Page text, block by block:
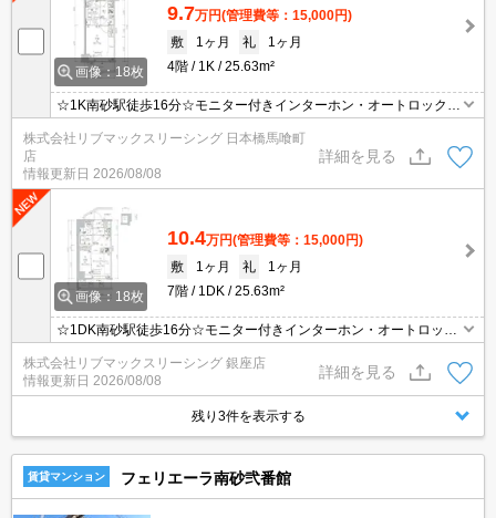
画像：18枚
9.7万円(管理費等：15,000円)
敷
1ヶ月 礼
1ヶ月
4階
1K 25.63m²
☆1K南砂駅徒歩16分☆モニター付きインターホン・オートロックで
設備充実☆
株式会社リブマックスリーシング 日本橋馬喰町
店
情報更新日 2026/08/08
詳細を見る
画像：18枚
10.4万円(管理費等：15,000円)
敷
1ヶ月 礼
1ヶ月
7階
1DK 25.63m²
☆1DK南砂駅徒歩16分☆モニター付きインターホン・オートロック
で設備充実☆
株式会社リブマックスリーシング 銀座店
情報更新日 2026/08/08
詳細を見る
残り3件を表示する
賃貸マンション フェリエーラ南砂弐番館